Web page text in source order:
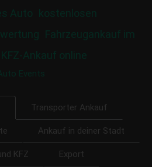
Auto kostenlosen
Fahrzeugankauf im
Ankauf online
Events
Transporter Ankauf
Ankauf in deiner Stadt
KFZ Export